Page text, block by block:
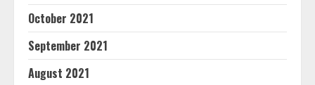
October 2021
September 2021
August 2021